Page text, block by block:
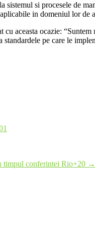
si procesele de
in domeniul lor de
aceasta ocazie:
pe care le
timpul conferintei Rio+20 →